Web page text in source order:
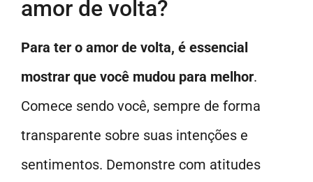
amor de volta?
Para ter o amor de volta, é essencial
mostrar que você mudou para melhor.
Comece sendo você, sempre de forma
transparente sobre suas intenções e
sentimentos. Demonstre com atitudes